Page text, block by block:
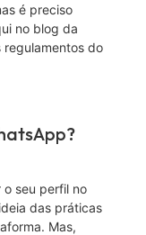
é preciso
no blog da
do
o seu perfil no
das práticas
Mas,